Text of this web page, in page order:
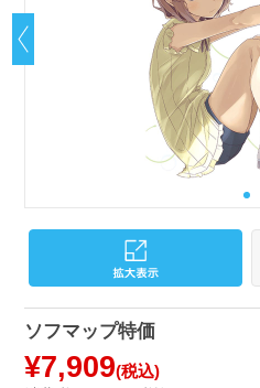
ソフマップ特価
¥7,909(税込)